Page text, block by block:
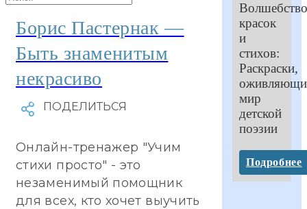
Борис Пастернак —
Быть знаменитым
некрасиво
Онлайн-тренажер "Учим
стихи просто" - это
незаменимый помощник
для всех, кто хочет выучить
Волшебство
красок
и
стихов:
Раскраски,
мир
детской
поэзии
Подробнее